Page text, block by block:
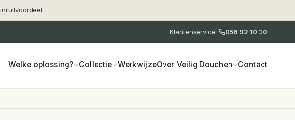
inruilvoordeel
Klantenservice 056 92 10 30
Welke oplossing? Collectie WerkwijzeOver Veilig Douchen Contact